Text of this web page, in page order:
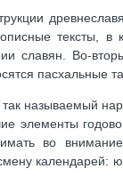
тексты,
славян. Во-
пасхальные
называемый
элементы
во
календарей: